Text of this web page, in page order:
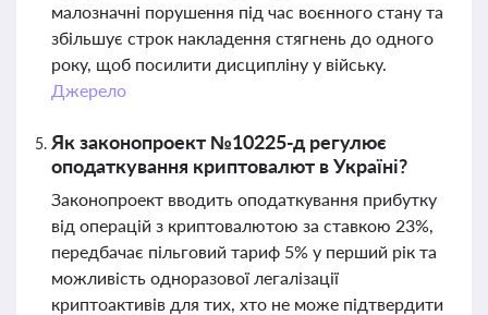
малозначні порушення під час воєнного стану та
збільшує строк накладення стягнень до одного
року, щоб посилити дисципліну у війську.
Джерело
Як законопроект №10225-д регулює
оподаткування криптовалют в Україні?
Законопроект вводить оподаткування прибутку
від операцій з криптовалютою за ставкою 23%,
передбачає пільговий тариф 5% у перший рік та
можливість одноразової легалізації
криптоактивів для тих, хто не може підтвердити